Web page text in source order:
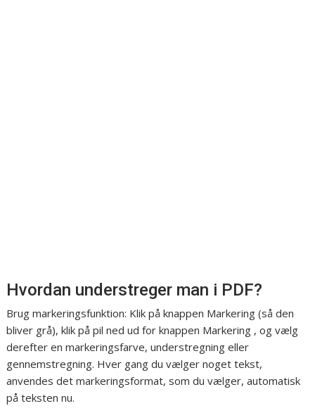
Hvordan understreger man i PDF?
Brug markeringsfunktion: Klik på knappen Markering (så den
bliver grå), klik på pil ned ud for knappen Markering , og vælg
derefter en markeringsfarve, understregning eller
gennemstregning. Hver gang du vælger noget tekst,
anvendes det markeringsformat, som du vælger, automatisk
på teksten nu.